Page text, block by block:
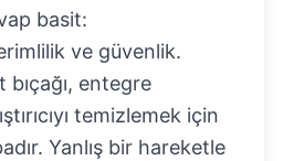
basit:
ve güvenlik.
bıçağı, entegre
temizlemek için
Yanlış bir hareketle